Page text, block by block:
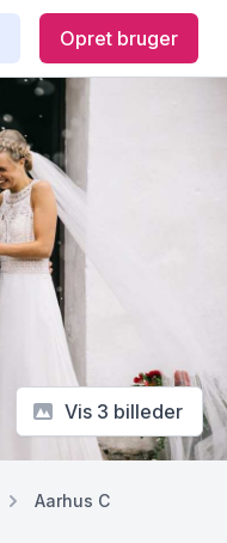
Opret bruger
Vis 3 billeder
Aarhus C